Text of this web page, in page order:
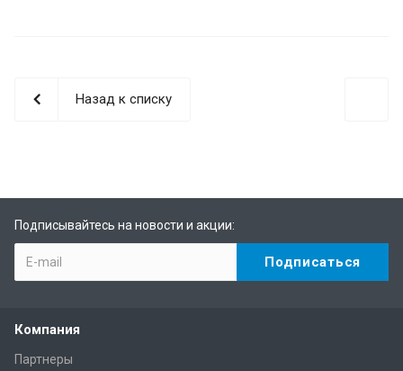
Назад к списку
Подписывайтесь на новости и акции:
Компания
Партнеры